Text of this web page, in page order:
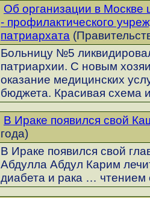
Об организации в Москве
- профилактического
патриархата
Больницу №5
патриархии. С новым
оказание медицинских
бюджета. Красивая схема
В Ираке появился свой
года)
В Ираке появился свой
Абдулла Абдул Карим
диабета и рака … чтением